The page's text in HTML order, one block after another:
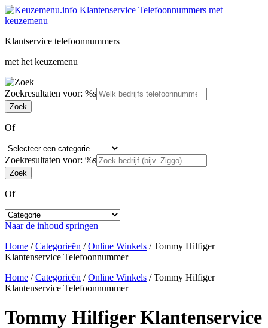
Klantservice telefoonnummers
met het keuzemenu
Zoekresultaten voor: %s
Of
Zoekresultaten voor: %s
Of
Naar de inhoud springen
Home /Categorieën /Online Winkels /Tommy Hilfiger
Klantenservice Telefoonnummer
Home /Categorieën /Online Winkels /Tommy Hilfiger
Klantenservice Telefoonnummer
Tommy Hilfiger Klantenservice